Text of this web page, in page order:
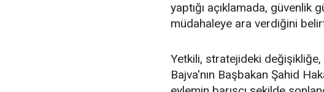
yaptığı açıklamada,
müdahaleye ara verdiğini
Yetkili, stratejideki değişikliğe,
Bajva'nın Başbakan Şahid